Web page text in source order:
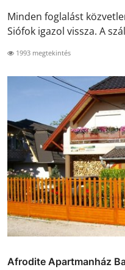
Minden foglalást
Siófok igazol vissza. A
1993 megtekintés
Afrodite Apartmanház